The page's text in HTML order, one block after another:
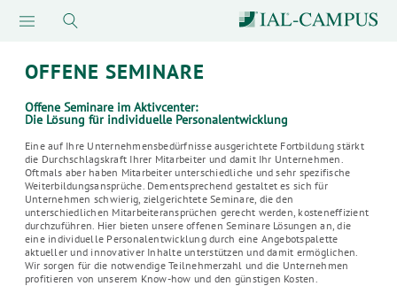
OFFENE SEMINARE
Offene Seminare im Aktivcenter:
Die Lösung für individuelle Personalentwicklung
Eine auf Ihre Unternehmensbedürfnisse ausgerichtete Fortbildung stärkt
die Durchschlagskraft Ihrer Mitarbeiter und damit Ihr Unternehmen.
Oftmals aber haben Mitarbeiter unterschiedliche und sehr spezifische
Weiterbildungsansprüche. Dementsprechend gestaltet es sich für
Unternehmen schwierig, zielgerichtete Seminare, die den
unterschiedlichen Mitarbeiteransprüchen gerecht werden, kosteneffizient
durchzuführen. Hier bieten unsere offenen Seminare Lösungen an, die
eine individuelle Personalentwicklung durch eine Angebotspalette
aktueller und innovativer Inhalte unterstützen und damit ermöglichen.
Wir sorgen für die notwendige Teilnehmerzahl und die Unternehmen
profitieren von unserem Know-how und den günstigen Kosten.